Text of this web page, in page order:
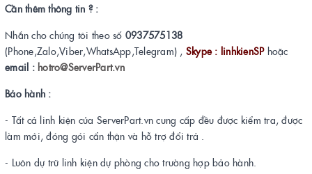
Cần thêm thông tin ? :
Nhắn cho chúng tôi theo số 0937575138
(Phone,Zalo,Viber,WhatsApp,Telegram) , Skype : linhkienSPhoặc
email : hotro@ServerPart.vn
Bảo hành :
- Tất cả linh kiện của ServerPart.vn cung cấp đều được kiểm tra, được
làm mới, đóng gói cẩn thận và hỗ trợ đổi trả .
- Luôn dự trữ linh kiện dự phòng cho trường hợp bảo hành.